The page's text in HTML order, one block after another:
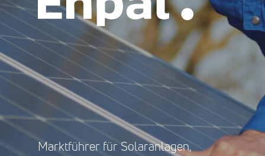
Marktführer für Solaranlagen,